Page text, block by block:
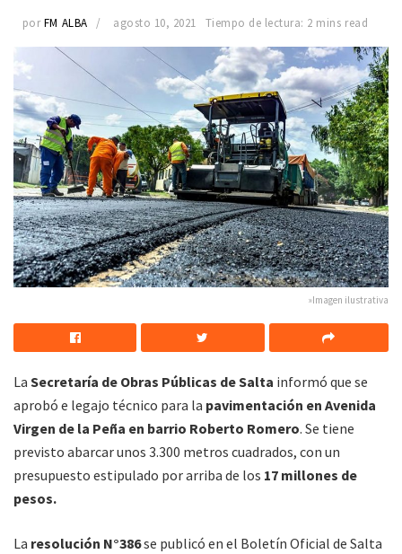
por FM ALBA agosto 10, 2021 Tiempo de lectura: 2 mins read
»Imagen ilustrativa
La Secretaría de Obras Públicas de Salta informó que se
aprobó e legajo técnico para la pavimentación en Avenida
Virgen de la Peña en barrio Roberto Romero. Se tiene
previsto abarcar unos 3.300 metros cuadrados, con un
presupuesto estipulado por arriba de los 17 millones de
pesos.
La resolución N°386se publicó en el Boletín Oficial de Salta